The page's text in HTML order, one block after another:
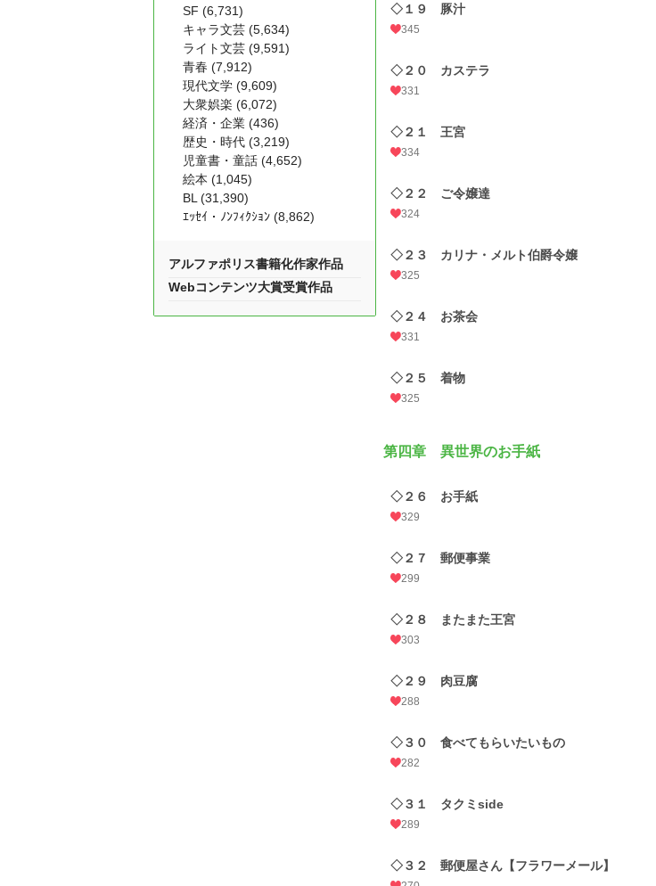
◇１９ 豚汁
345
◇２０ カステラ
331
◇２１ 王宮
334
◇２２ ご令嬢達
324
◇２３ カリナ・メルト伯爵令嬢
325
◇２４ お茶会
331
◇２５ 着物
325
第四章 異世界のお手紙
◇２６ お手紙
329
◇２７ 郵便事業
299
◇２８ またまた王宮
303
◇２９ 肉豆腐
288
◇３０ 食べてもらいたいもの
282
◇３１ タクミside
289
◇３２ 郵便屋さん【フラワーメール】
SF (6,731)
キャラ文芸 (5,634)
ライト文芸 (9,591)
青春 (7,912)
現代文学 (9,609)
大衆娯楽 (6,072)
経済・企業 (436)
歴史・時代 (3,219)
児童書・童話 (4,652)
絵本 (1,045)
BL (31,390)
ｴｯｾｲ・ﾉﾝﾌｨｸｼｮﾝ (8,862)
アルファポリス書籍化作家作品
Webコンテンツ大賞受賞作品